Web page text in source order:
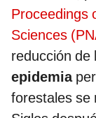
Proceedings
Sciences
reducción de
epidemia
forestales se